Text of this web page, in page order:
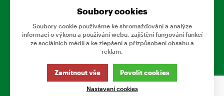
našich produktech nebo e-
shopu? Neváhejte napsat.
CHCI NAPSAT ZPRÁVU
Tato stránka používá soubory cookies. Klikněte pro více
© 2026 Eshop Podnikovka
Soubory cookies
Soubory cookie používáme ke shromažďování a analýze
informací o výkonu a používání webu, zajištění fungování funkcí
ze sociálních médií a ke zlepšení a přizpůsobení obsahu a
reklam.
Zamítnout vše Povolit cookies
Nastavení cookies